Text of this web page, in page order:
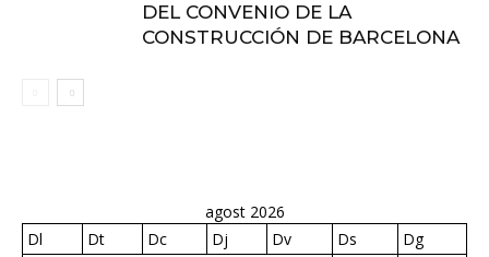
DEL CONVENIO DE LA
CONSTRUCCIÓN DE BARCELONA
agost 2026
Dl
Dt Dc Dj Dv Ds
Dg